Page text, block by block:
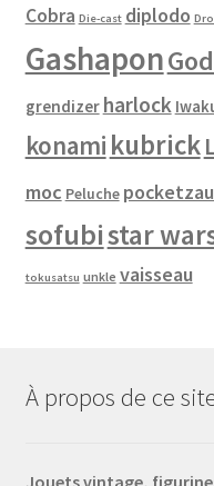
Cobra Die-cast diplodo
Gashapon
grendizer harlock
konami kubrick
moc Peluche
sofubistar
tokusatsu unkle vaisseau
À propos de ce